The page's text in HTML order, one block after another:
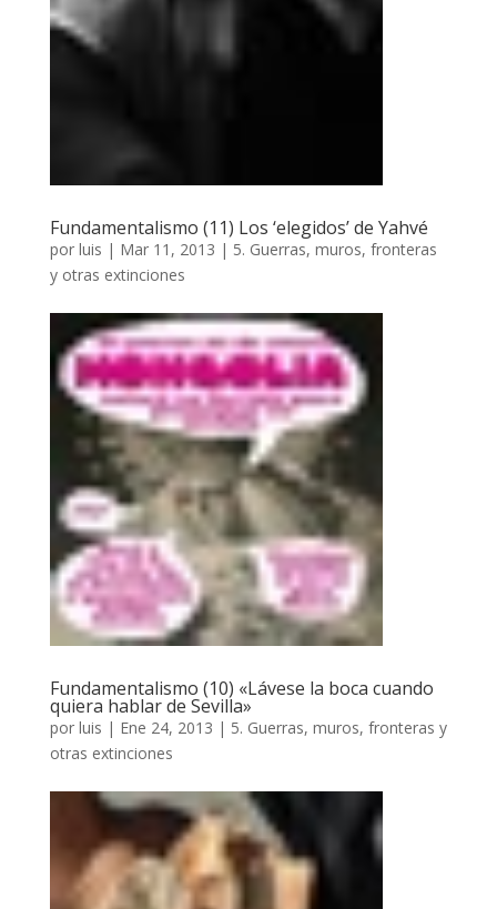
Fundamentalismo (11) Los ‘elegidos’ de Yahvé
por luis | Mar 11, 2013 | 5. Guerras, muros, fronteras
y otras extinciones
Fundamentalismo (10) «Lávese la boca cuando
quiera hablar de Sevilla»
por luis | Ene 24, 2013 | 5. Guerras, muros, fronteras y
otras extinciones